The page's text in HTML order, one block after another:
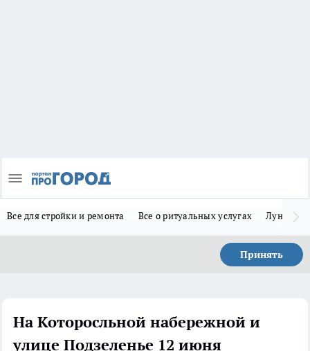
Все для стройки и ремонта Все о ритуальных услугах Лунно-
Принять
На Которосльной набережной и
улице Подзеленье 12 июня